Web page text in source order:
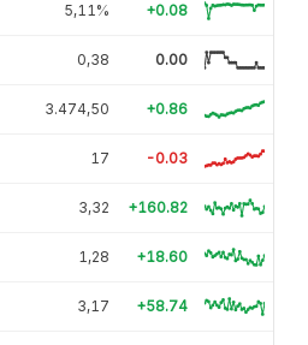
5,11% +0.08
0,38 0.00
3.474,50 +0.86
17 -0.03
3,32 +160.82
1,28 +18.60
3,17 +58.74